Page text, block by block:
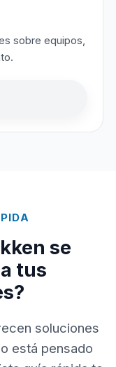
sobre equipos,
se
tus
soluciones
está pensado